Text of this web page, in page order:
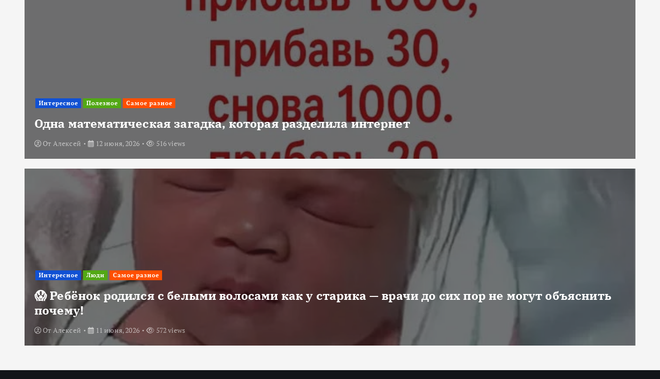
Интересное Полезное Самое разное
Одна математическая загадка, которая разделила интернет
От Алексей 12 июня, 2026 516 views
Интересное Люди Самое разное
😱 Ребёнок родился с белыми волосами как у старика — врачи до сих пор не могут объяснить
почему!
От Алексей 11 июня, 2026 572 views